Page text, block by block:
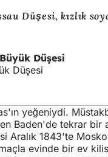
Düşesi, kızlık
Düşesi
Düşesi
yeğeniydi.
Baden'de tekrar
Aralık 1843'te
evinde bir ev